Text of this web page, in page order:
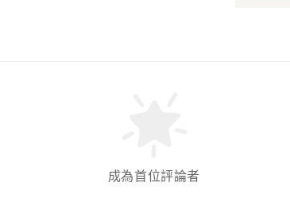
成為首位評論者